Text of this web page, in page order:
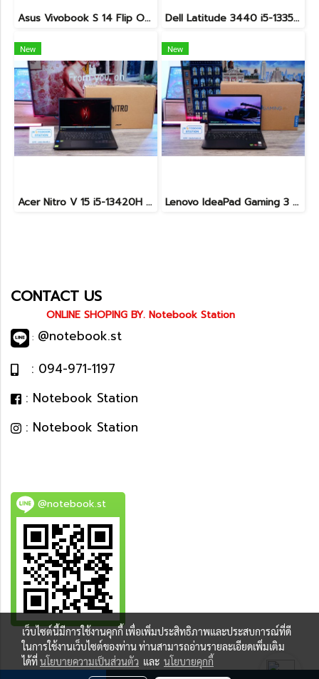
Asus Vivobook S 14 Flip OLED ทัชกรีนหมุนจอ360องศา Ryzen7-7730U Ram24 SSD512GB จอ14 2.8K OLED 90Hz จอภาพสวยคมชัดมาก ดีไซน์สวยทันสมัย ราคา 18,990.- Dell Latitude 3440 i5-1335U Ram8 SSD512 จอ14นิ้ว สเปคดี คีย์บอร์ดไฟ เครื่องประมวลผลไวพร้อมใช้งาน เพียง 13,990.-
New
Acer Nitro V 15 i5-13420H Ram16 RTX2050(4GB) SSD512GB จอ15.6นิ้ว FHD 144Hz เกมมิ่งรุ่นใหม่ ดีไซน์ฝาหลังสุดเท่ มีประกันศูนย์2027 เครื่องพร้อมใช้งาน ราคาสุดคุ้มเพียง 17,990.-
New
Lenovo IdeaPad Gaming 3 Ryzen5-5500H RAM16 RTX2050(4GB) 512GB M.2 จอ15.6 FHD 144Hz สเปคเกมมิ่ง คีย์บอร์ดไฟสีRGB เครื่องพร้อมใช้งาน ราคาเพียง 16,900.-
CONTACT US
ONLINE SHOPING BY. Notebook Station
: @notebook.st
: 094-971-1197
: Notebook Station
: Notebook Station
@notebook.st
BEST DEAL
เว็บไซต์นี้มีการใช้งานคุกกี้ เพื่อเพิ่มประสิทธิภาพและประสบการณ์ที่ดี
ในการใช้งานเว็บไซต์ของท่าน ท่านสามารถอ่านรายละเอียดเพิ่มเติม
ได้ที่นโยบายความเป็นส่วนตัว และ นโยบายคุกกี้